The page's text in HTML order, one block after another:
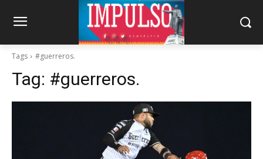
Tags #guerreros.
Tag: #guerreros.